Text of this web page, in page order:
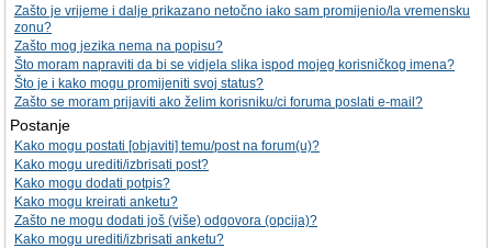
Zašto je vrijeme i dalje prikazano netočno iako sam promijenio/la vremensku
zonu?
Zašto mog jezika nema na popisu?
Što moram napraviti da bi se vidjela slika ispod mojeg korisničkog imena?
Što je i kako mogu promijeniti svoj status?
Zašto se moram prijaviti ako želim korisniku/ci foruma poslati e-mail?
Postanje
Kako mogu postati [objaviti] temu/post na forum(u)?
Kako mogu urediti/izbrisati post?
Kako mogu dodati potpis?
Kako mogu kreirati anketu?
Zašto ne mogu dodati još (više) odgovora (opcija)?
Kako mogu urediti/izbrisati anketu?